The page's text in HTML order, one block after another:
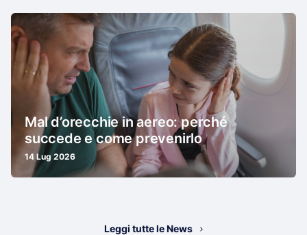
Mal d’orecchie in aereo: perché
succede e come prevenirlo
14 Lug 2026
Leggi tutte le News